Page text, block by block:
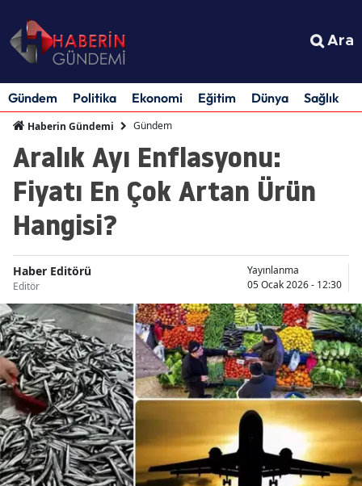
Ara
Gündem Politika Ekonomi Eğitim Dünya Sağlık
Haberin Gündemi Gündem
Aralık Ayı Enflasyonu:
Fiyatı En Çok Artan Ürün
Hangisi?
Haber Editörü
Editör
Yayınlanma
05 Ocak 2026 - 12:30